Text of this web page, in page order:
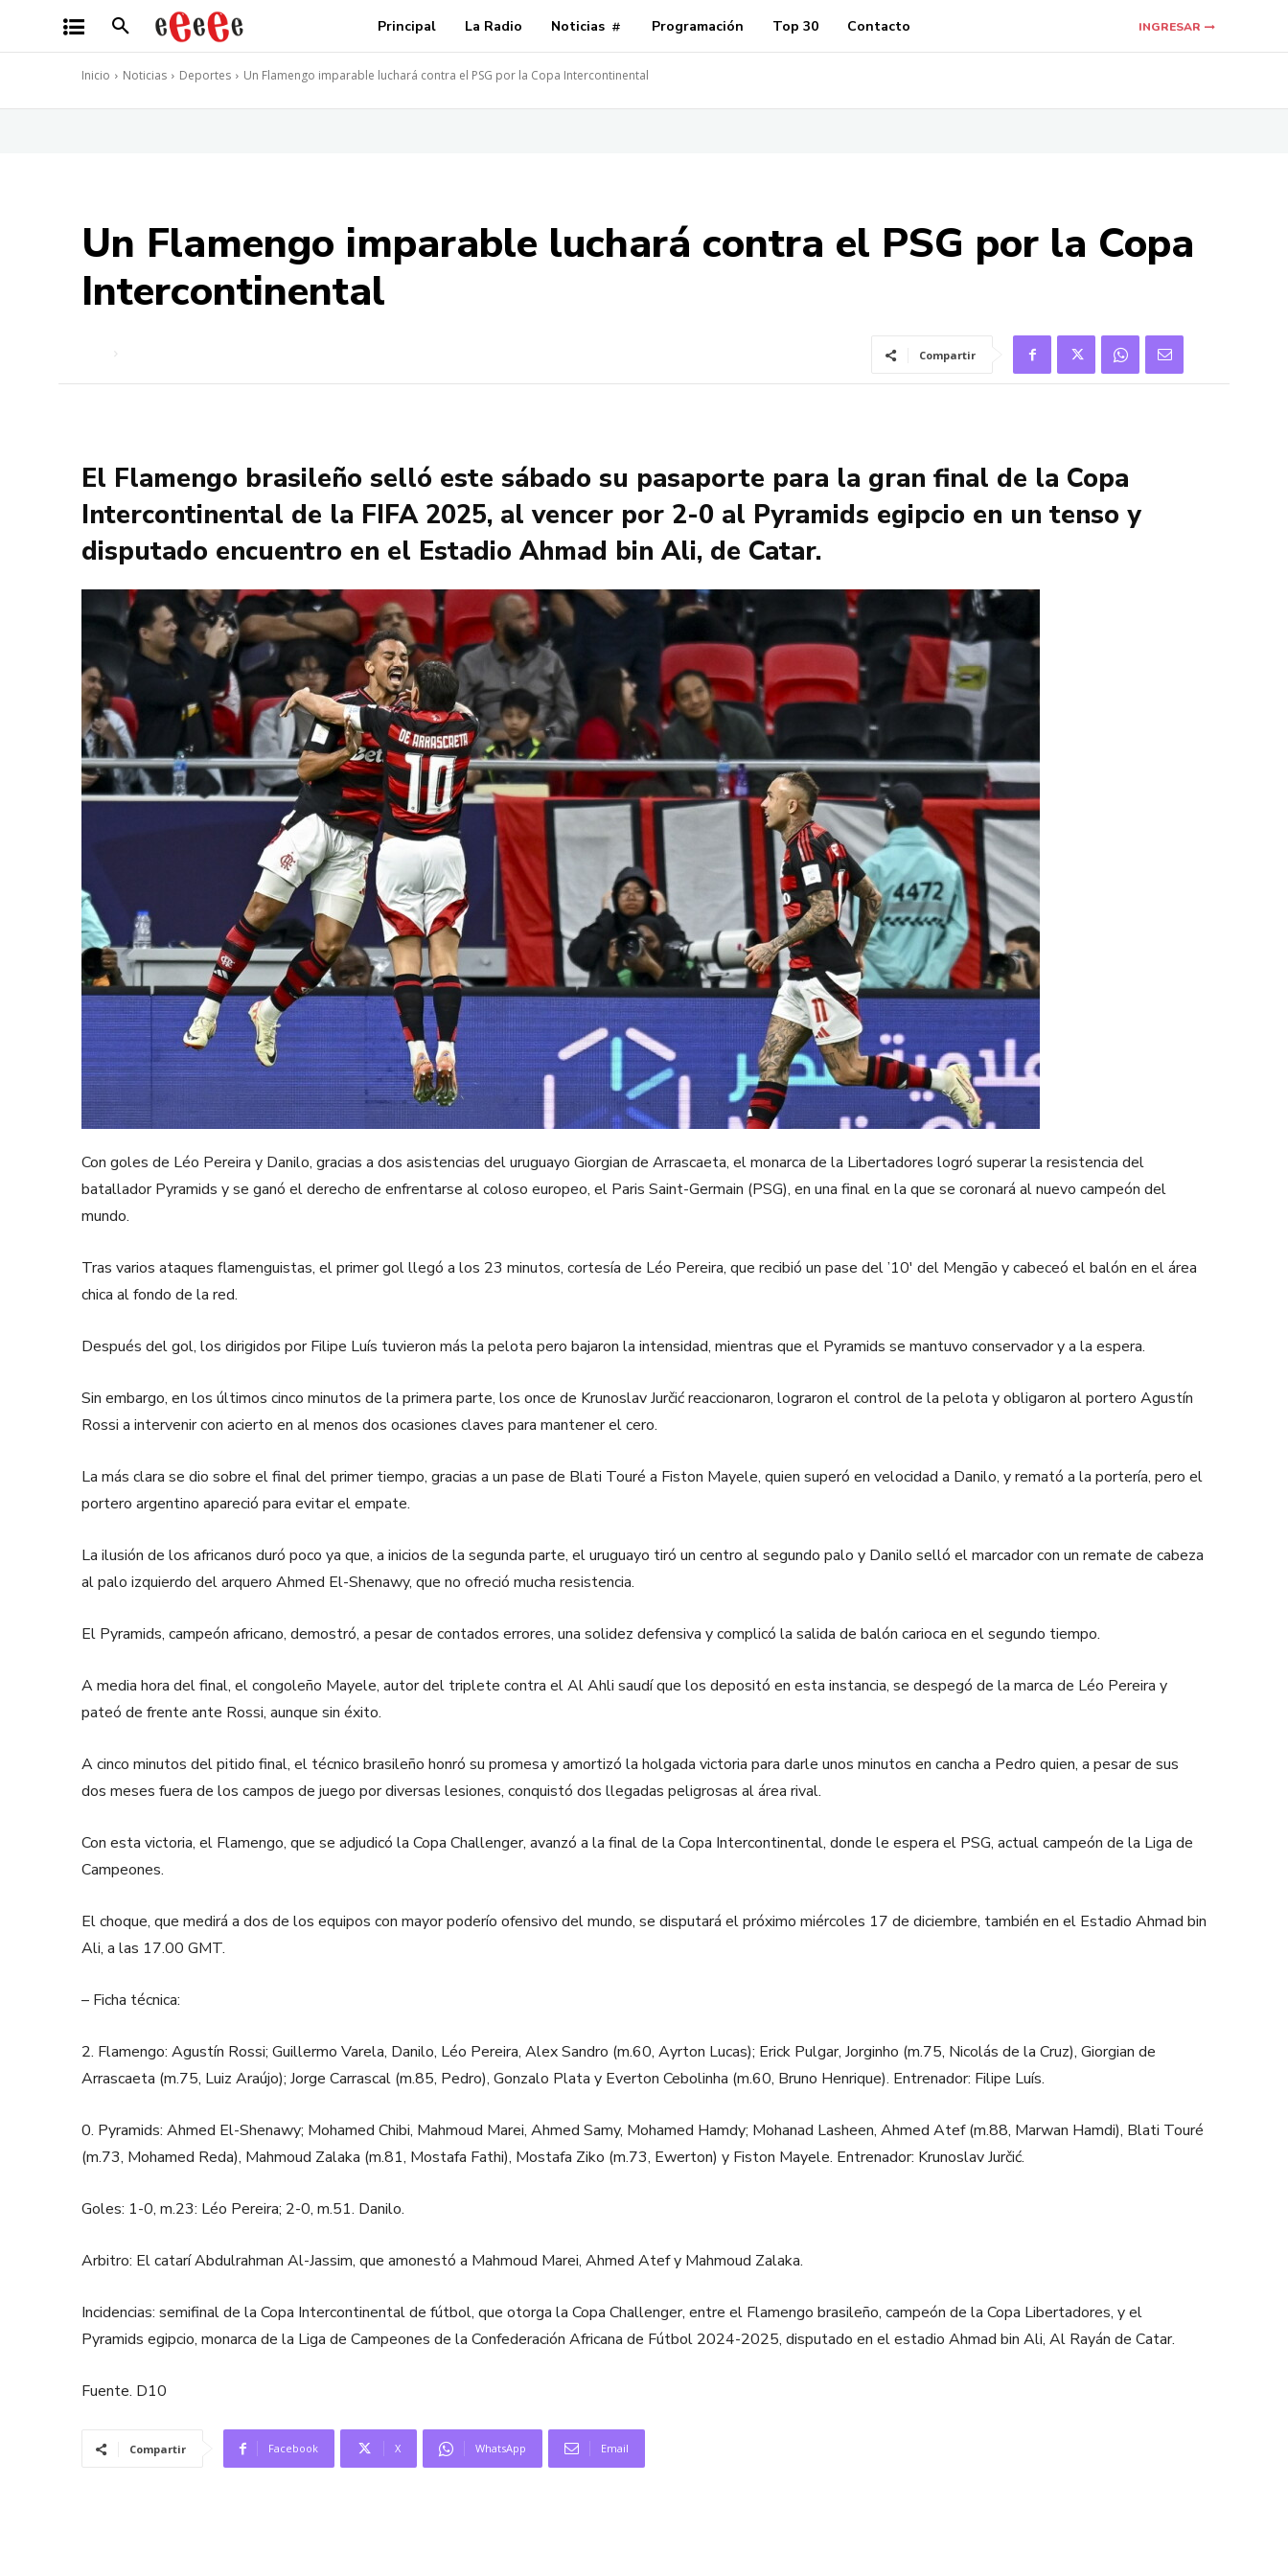
Principal La Radio Noticias Programación Top 30 Contacto INGRESAR
Inicio Noticias Deportes Un Flamengo imparable luchará contra el PSG por la Copa Intercontinental
Un Flamengo imparable luchará contra el PSG por la Copa
Intercontinental
Compartir
El Flamengo brasileño selló este sábado su pasaporte para la gran final de la Copa
Intercontinental de la FIFA 2025, al vencer por 2-0 al Pyramids egipcio en un tenso y
disputado encuentro en el Estadio Ahmad bin Ali, de Catar.
Con goles de Léo Pereira y Danilo, gracias a dos asistencias del uruguayo Giorgian de Arrascaeta, el monarca de la Libertadores logró superar la resistencia del
batallador Pyramids y se ganó el derecho de enfrentarse al coloso europeo, el Paris Saint-Germain (PSG), en una final en la que se coronará al nuevo campeón del
mundo.
Tras varios ataques flamenguistas, el primer gol llegó a los 23 minutos, cortesía de Léo Pereira, que recibió un pase del ’10′ del Mengão y cabeceó el balón en el área
chica al fondo de la red.
Después del gol, los dirigidos por Filipe Luís tuvieron más la pelota pero bajaron la intensidad, mientras que el Pyramids se mantuvo conservador y a la espera.
Sin embargo, en los últimos cinco minutos de la primera parte, los once de Krunoslav Jurčić reaccionaron, lograron el control de la pelota y obligaron al portero Agustín
Rossi a intervenir con acierto en al menos dos ocasiones claves para mantener el cero.
La más clara se dio sobre el final del primer tiempo, gracias a un pase de Blati Touré a Fiston Mayele, quien superó en velocidad a Danilo, y remató a la portería, pero el
portero argentino apareció para evitar el empate.
La ilusión de los africanos duró poco ya que, a inicios de la segunda parte, el uruguayo tiró un centro al segundo palo y Danilo selló el marcador con un remate de cabeza
al palo izquierdo del arquero Ahmed El-Shenawy, que no ofreció mucha resistencia.
El Pyramids, campeón africano, demostró, a pesar de contados errores, una solidez defensiva y complicó la salida de balón carioca en el segundo tiempo.
A media hora del final, el congoleño Mayele, autor del triplete contra el Al Ahli saudí que los depositó en esta instancia, se despegó de la marca de Léo Pereira y
pateó de frente ante Rossi, aunque sin éxito.
A cinco minutos del pitido final, el técnico brasileño honró su promesa y amortizó la holgada victoria para darle unos minutos en cancha a Pedro quien, a pesar de sus
dos meses fuera de los campos de juego por diversas lesiones, conquistó dos llegadas peligrosas al área rival.
Con esta victoria, el Flamengo, que se adjudicó la Copa Challenger, avanzó a la final de la Copa Intercontinental, donde le espera el PSG, actual campeón de la Liga de
Campeones.
El choque, que medirá a dos de los equipos con mayor poderío ofensivo del mundo, se disputará el próximo miércoles 17 de diciembre, también en el Estadio Ahmad bin
Ali, a las 17.00 GMT.
– Ficha técnica:
2. Flamengo: Agustín Rossi; Guillermo Varela, Danilo, Léo Pereira, Alex Sandro (m.60, Ayrton Lucas); Erick Pulgar, Jorginho (m.75, Nicolás de la Cruz), Giorgian de
Arrascaeta (m.75, Luiz Araújo); Jorge Carrascal (m.85, Pedro), Gonzalo Plata y Everton Cebolinha (m.60, Bruno Henrique). Entrenador: Filipe Luís.
0. Pyramids: Ahmed El-Shenawy; Mohamed Chibi, Mahmoud Marei, Ahmed Samy, Mohamed Hamdy; Mohanad Lasheen, Ahmed Atef (m.88, Marwan Hamdi), Blati Touré
(m.73, Mohamed Reda), Mahmoud Zalaka (m.81, Mostafa Fathi), Mostafa Ziko (m.73, Ewerton) y Fiston Mayele. Entrenador: Krunoslav Jurčić.
Goles: 1-0, m.23: Léo Pereira; 2-0, m.51. Danilo.
Arbitro: El catarí Abdulrahman Al-Jassim, que amonestó a Mahmoud Marei, Ahmed Atef y Mahmoud Zalaka.
Incidencias: semifinal de la Copa Intercontinental de fútbol, que otorga la Copa Challenger, entre el Flamengo brasileño, campeón de la Copa Libertadores, y el
Pyramids egipcio, monarca de la Liga de Campeones de la Confederación Africana de Fútbol 2024-2025, disputado en el estadio Ahmad bin Ali, Al Rayán de Catar.
Fuente. D10
Compartir Facebook X WhatsApp Email